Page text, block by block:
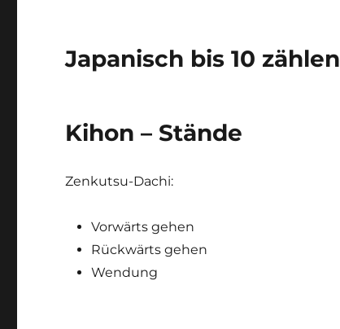
Japanisch bis 10 zählen
Kihon – Stände
Zenkutsu-Dachi:
Vorwärts gehen
Rückwärts gehen
Wendung